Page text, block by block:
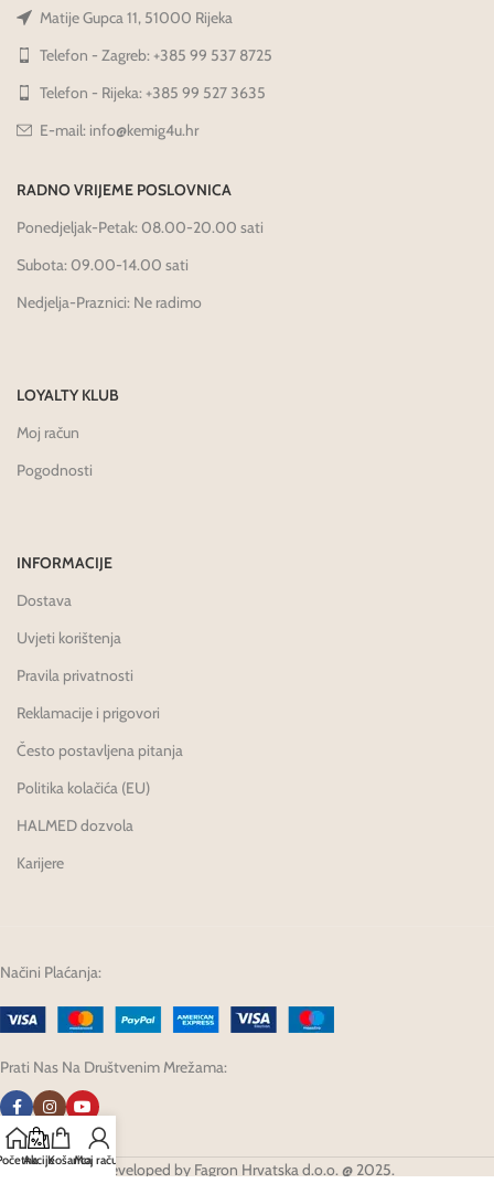
Matije Gupca 11, 51000 Rijeka
Telefon - Zagreb: +385 99 537 8725
Telefon - Rijeka: +385 99 527 3635
E-mail: info@kemig4u.hr
RADNO VRIJEME POSLOVNICA
Ponedjeljak-Petak: 08.00-20.00 sati
Subota: 09.00-14.00 sati
Nedjelja-Praznici: Ne radimo
LOYALTY KLUB
Moj račun
Pogodnosti
INFORMACIJE
Dostava
Uvjeti korištenja
Pravila privatnosti
Reklamacije i prigovori
Često postavljena pitanja
Politika kolačića (EU)
HALMED dozvola
Karijere
Načini Plaćanja:
Prati Nas Na Društvenim Mrežama:
Developed by Fagron Hrvatska d.o.o. @ 2025.
AkcijeKošaricaMoj račun